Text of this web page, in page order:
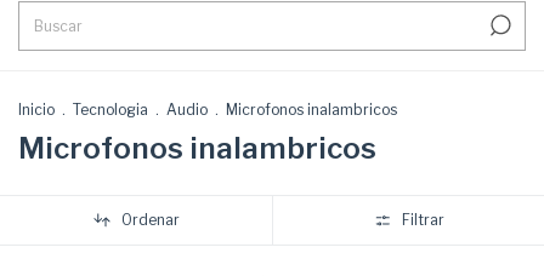
Inicio . Tecnologia . Audio . Microfonos inalambricos
Microfonos inalambricos
Ordenar Filtrar